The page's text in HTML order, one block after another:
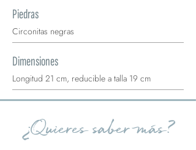
Piedras
Circonitas negras
Dimensiones
Longitud 21 cm, reducible a talla 19 cm
¿Quieres saber más?